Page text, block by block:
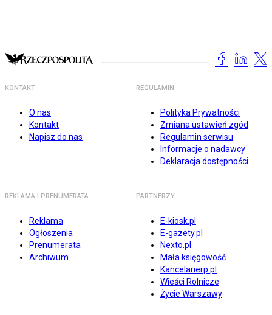
KONTAKT
O nas
Kontakt
Napisz do nas
REGULAMIN
Polityka Prywatności
Zmiana ustawień zgód
Regulamin serwisu
Informacje o nadawcy
Deklaracja dostępności
REKLAMA I PRENUMERATA
Reklama
Ogłoszenia
Prenumerata
Archiwum
PARTNERZY
E-kiosk.pl
E-gazety.pl
Nexto.pl
Mała księgowość
Kancelarierp.pl
Wieści Rolnicze
Życie Warszawy